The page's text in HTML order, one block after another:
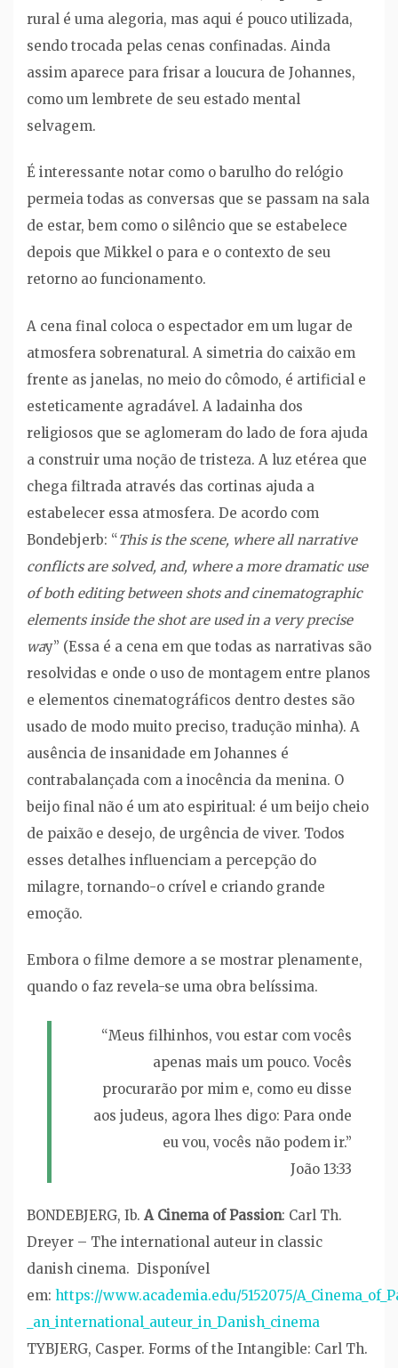
rural é uma alegoria, mas aqui é pouco utilizada,
sendo trocada pelas cenas confinadas. Ainda
assim aparece para frisar a loucura de Johannes,
como um lembrete de seu estado mental
selvagem.
É interessante notar como o barulho do relógio
permeia todas as conversas que se passam na sala
de estar, bem como o silêncio que se estabelece
depois que Mikkel o para e o contexto de seu
retorno ao funcionamento.
A cena final coloca o espectador em um lugar de
atmosfera sobrenatural. A simetria do caixão em
frente as janelas, no meio do cômodo, é artificial e
esteticamente agradável. A ladainha dos
religiosos que se aglomeram do lado de fora ajuda
a construir uma noção de tristeza. A luz etérea que
chega filtrada através das cortinas ajuda a
estabelecer essa atmosfera. De acordo com
Bondebjerb: “This is the scene, where all narrative
conflicts are solved, and, where a more dramatic use
of both editing between shots and cinematographic
elements inside the shot are used in a very precise
way” (Essa é a cena em que todas as narrativas são
resolvidas e onde o uso de montagem entre planos
e elementos cinematográficos dentro destes são
usado de modo muito preciso, tradução minha). A
ausência de insanidade em Johannes é
contrabalançada com a inocência da menina. O
beijo final não é um ato espiritual: é um beijo cheio
de paixão e desejo, de urgência de viver. Todos
esses detalhes influenciam a percepção do
milagre, tornando-o crível e criando grande
emoção.
Embora o filme demore a se mostrar plenamente,
quando o faz revela-se uma obra belíssima.
“Meus filhinhos, vou estar com vocês
apenas mais um pouco. Vocês
procurarão por mim e, como eu disse
aos judeus, agora lhes digo: Para onde
eu vou, vocês não podem ir.”
João 13:33
BONDEBJERG, Ib. A Cinema of Passion: Carl Th.
Dreyer – The international auteur in classic
danish cinema. Disponível
em: https://www.academia.edu/5152075/
_an_international_auteur_in_Danish_cinema
TYBJERG, Casper. Forms of the Intangible: Carl Th.